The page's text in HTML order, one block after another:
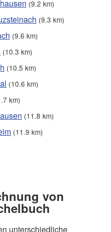
(9.2 km)
(9.3 km)
(9.6 km)
(10.3 km)
(10.5 km)
(10.6 km)
km)
(11.8 km)
(11.9 km)
von
unterschiedliche